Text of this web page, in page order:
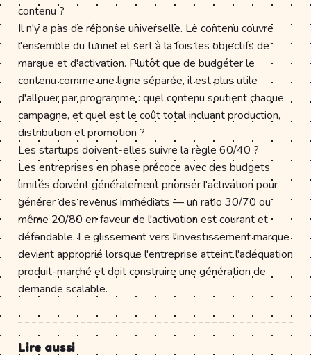
contenu ?
Il n'y a pas de réponse universelle. Le contenu couvre
l'ensemble du tunnel et sert à la fois les objectifs de
marque et d'activation. Plutôt que de budgéter le
contenu comme une ligne séparée, il est plus utile
d'allouer par programme : quel contenu soutient chaque
campagne, et quel est le coût total incluant production,
distribution et promotion ?
Les startups doivent-elles suivre la règle 60/40 ?
Les entreprises en phase précoce avec des budgets
limités doivent généralement prioriser l'activation pour
générer des revenus immédiats — un ratio 30/70 ou
même 20/80 en faveur de l'activation est courant et
défendable. Le glissement vers l'investissement marque
devient approprié lorsque l'entreprise atteint l'adéquation
produit-marché et doit construire une génération de
demande scalable.
Lire aussi